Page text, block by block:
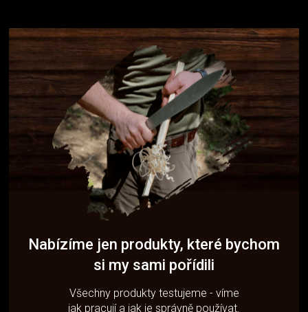
Nabízíme jen produkty, které bychom
si my sami pořídili
Všechny produkty testujeme - víme
jak pracují a jak je správně používat.